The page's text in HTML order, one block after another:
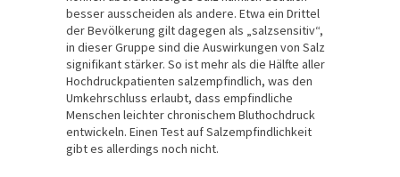
besser ausscheiden als andere. Etwa ein Drittel
der Bevölkerung gilt dagegen als „salzsensitiv“,
in dieser Gruppe sind die Auswirkungen von Salz
signifikant stärker. So ist mehr als die Hälfte aller
Hochdruckpatienten salzempfindlich, was den
Umkehrschluss erlaubt, dass empfindliche
Menschen leichter chronischem Bluthochdruck
entwickeln. Einen Test auf Salzempfindlichkeit
gibt es allerdings noch nicht.